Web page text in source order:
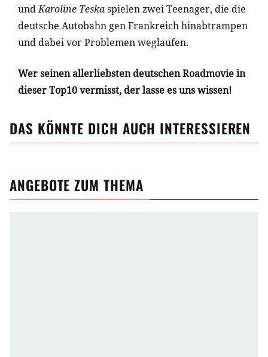
undKaroline Teskaspielen zwei Teenager, die die
deutsche Autobahn gen Frankreich hinabtrampen
und dabei vor Problemen weglaufen.
Wer seinen allerliebsten deutschen Roadmovie in
dieser Top10 vermisst, der lasse es uns wissen!
DAS KÖNNTE DICH AUCH INTERESSIEREN
ANGEBOTE ZUM THEMA